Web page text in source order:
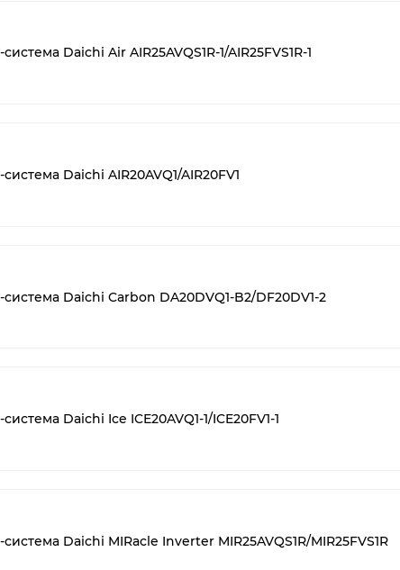
Daichi Air AIR25AVQS1R-1/AIR25FVS1R-1
Daichi AIR20AVQ1/AIR20FV1
Daichi Carbon DA20DVQ1-B2/DF20DV1-2
Daichi Ice ICE20AVQ1-1/ICE20FV1-1
Daichi MIRacle Inverter MIR25AVQS1R/MIR25FVS1R